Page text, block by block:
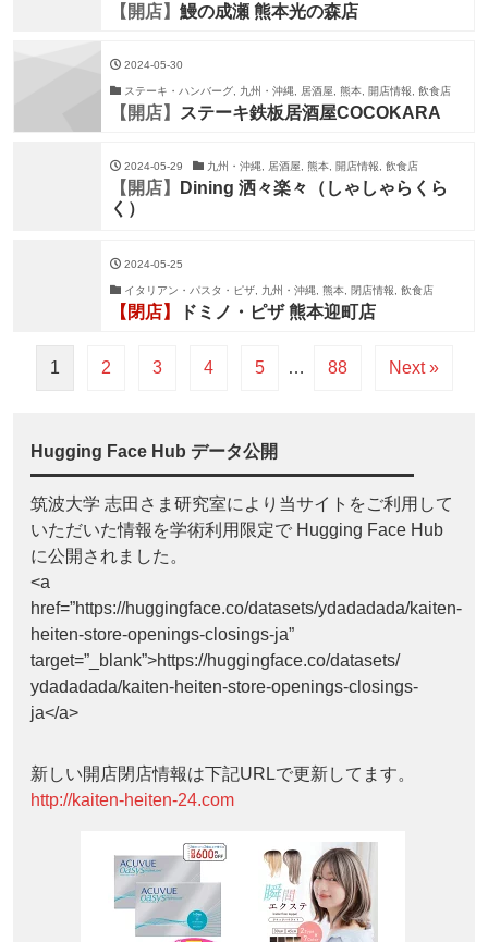
【開店】 鰻の成瀬 熊本光の森店
2024-05-30
ステーキ・ハンバーグ, 九州・沖縄, 居酒屋, 熊本, 開店情報, 飲食店
【開店】 ステーキ鉄板居酒屋COCOKARA
2024-05-29 九州・沖縄, 居酒屋, 熊本, 開店情報, 飲食店
【開店】
Dining 洒々楽々（しゃしゃらくら
く）
2024-05-25
イタリアン・パスタ・ピザ, 九州・沖縄, 熊本, 閉店情報, 飲食店
【閉店】 ドミノ・ピザ 熊本迎町店
1 2 3 4 5 … 88 Next »
Hugging Face Hub データ公開
筑波大学 志田さま研究室により当サイトをご利用して
いただいた情報を学術利用限定で Hugging Face Hub
に公開されました。
<a
href=”https://huggingface.co/datasets/ydadadada/kaiten-
heiten-store-openings-closings-ja”
target=”_blank”>https://huggingface.co/datasets/
ydadadada/kaiten-heiten-store-openings-closings-
ja</a>
新しい開店閉店情報は下記URLで更新してます。
http://kaiten-heiten-24.com